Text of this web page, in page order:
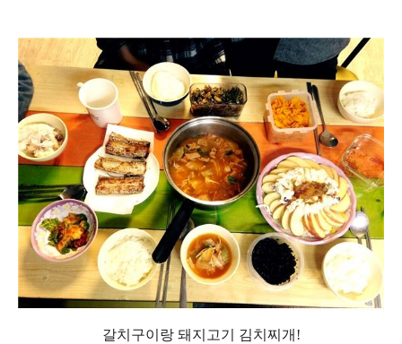
갈치구이랑 돼지고기 김치찌개!